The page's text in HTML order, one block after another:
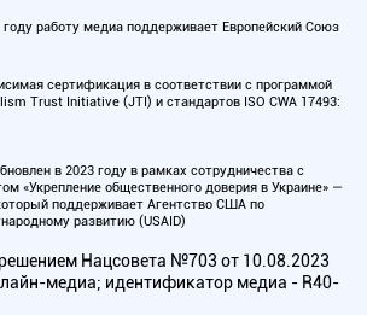
году работу медиа поддерживает Европейский Союз
сертификация в соответствии с программой
Trust Initiative (JTI) и стандартов ISO CWA 17493:
в 2023 году в рамках сотрудничества с
«Укрепление общественного доверия в Украине» —
поддерживает Агентство США по
развитию (USAID)
Нацсовета №703 от 10.08.2023
медиа; идентификатор медиа - R40-